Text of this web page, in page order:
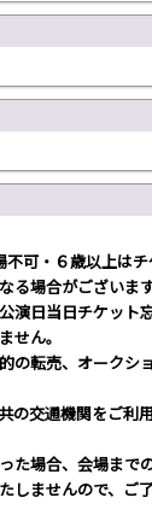
可・６歳以上はチ
場合がございます
演日当日チケット
せん。
の転売、オークシ
の交通機関をご利
た場合、会場まで
しませんので、ご